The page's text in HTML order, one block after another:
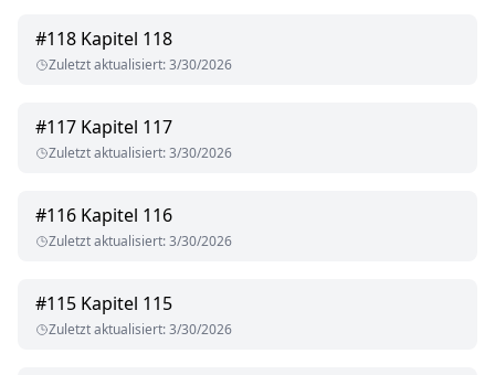
#118 Kapitel 118
Zuletzt aktualisiert:3/30/2026
#117 Kapitel 117
Zuletzt aktualisiert:3/30/2026
#116 Kapitel 116
Zuletzt aktualisiert:3/30/2026
#115 Kapitel 115
Zuletzt aktualisiert:3/30/2026